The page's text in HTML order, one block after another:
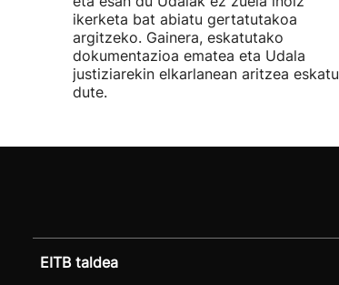
ikerketa bat abiatu gertatutakoa
argitzeko. Gainera, eskatutako
dokumentazioa ematea eta Udala
justiziarekin elkarlanean aritzea eskatu
dute.
EITB taldea